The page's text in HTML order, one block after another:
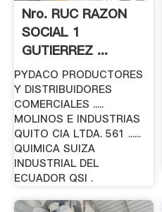
Nro. RUC RAZON
SOCIAL 1
GUTIERREZ ...
PYDACO PRODUCTORES
Y DISTRIBUIDORES
COMERCIALES .....
MOLINOS E INDUSTRIAS
QUITO CIA LTDA. 561 ......
QUIMICA SUIZA
INDUSTRIAL DEL
ECUADOR QSI .